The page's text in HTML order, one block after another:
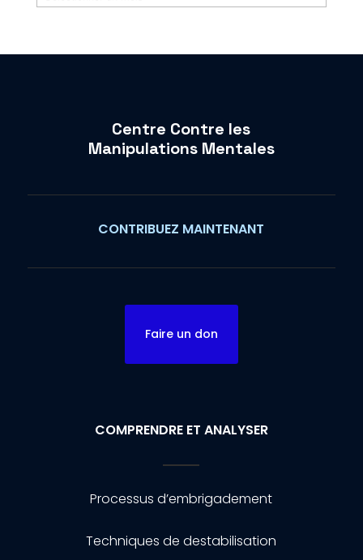
Centre Contre les
Manipulations Mentales
CONTRIBUEZ MAINTENANT
Faire un don
COMPRENDRE ET ANALYSER
Processus d’embrigadement
Techniques de destabilisation